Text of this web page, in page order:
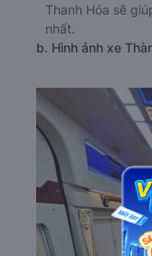
Thanh Hóa sẽ
nhất.
b. Hình ảnh xe